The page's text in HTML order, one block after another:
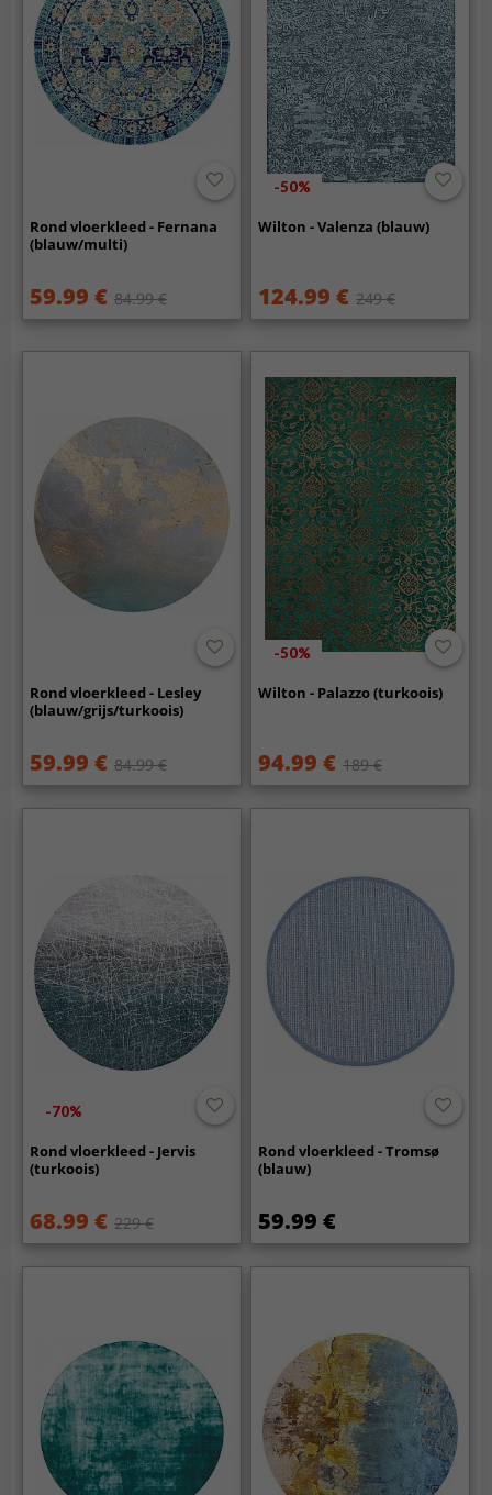
Rond vloerkleed - Fernana
(blauw/multi)
59.99 € 84.99 €
-50%
Wilton - Valenza (blauw)
124.99 € 249 €
Rond vloerkleed - Lesley
(blauw/grijs/turkoois)
59.99 € 84.99 €
-50%
Wilton - Palazzo (turkoois)
94.99 € 189 €
-70%
Rond vloerkleed - Jervis
(turkoois)
68.99 € 229 €
Rond vloerkleed - Tromsø
(blauw)
59.99 €